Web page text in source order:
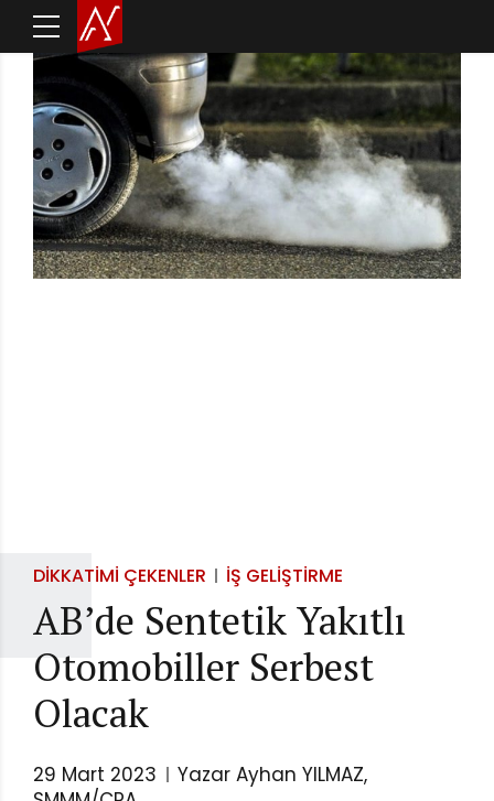
DIKKATIMI ÇEKENLER İŞ GELIŞTIRME
AB’de Sentetik Yakıtlı
Otomobiller Serbest
Olacak
29 Mart 2023
Yazar Ayhan YILMAZ,